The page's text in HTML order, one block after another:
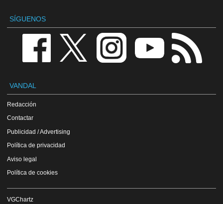
SÍGUENOS
VANDAL
Redacción
Contactar
Publicidad / Advertising
Política de privacidad
Aviso legal
Política de cookies
VGChartz